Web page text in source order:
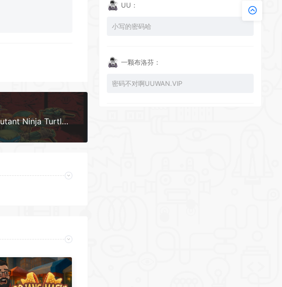
忍者神龟：曼哈顿突变/Teenage Mutant Ninja Turtles: Mutants in Manhattan
UU：
小写的密码哈
一颗布洛芬：
密码不对啊UUWAN.VIP
*